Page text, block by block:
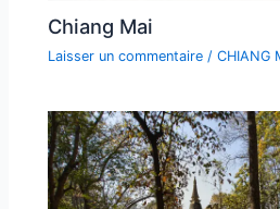
Chiang Mai
Laisser un commentaire /CHIANG